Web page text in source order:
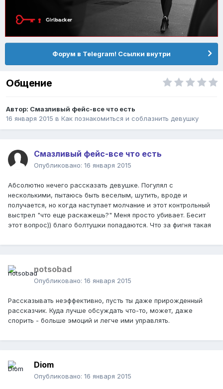
Форум в Telegram! Ссылки внутри
Общение
Автор: Смазливый фейс-все что есть
16 января 2015 в Как познакомиться и соблазнить девушку
Смазливый фейс-все что есть
Опубликовано: 16 января 2015
Абсолютно нечего рассказать девушке. Погулял с
несколькими, пытаюсь быть веселым, шутить, вроде и
получается, но когда наступает молчание и этот контрольный
выстрел "что еще раскажешь?" Меня просто убивает. Бесит
этот вопрос)) благо болтушки попадаются. Что за фигня такая
notsobad
Опубликовано: 16 января 2015
Рассказывать неэффективно, пусть ты даже прирожденный
рассказчик. Куда лучше обсуждать что-то, может, даже
спорить - больше эмоций и легче ими управлять.
Diom
Опубликовано: 16 января 2015